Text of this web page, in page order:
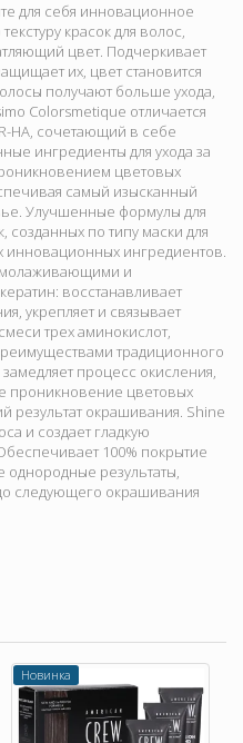
для себя инновационное
красок для волос,
цвет. Подчеркивает
их, цвет становится
получают больше ухода,
Colorsmetique отличается
HA, сочетающий в себе
ингредиенты для ухода за
цветовых
самый изысканный
Улучшенные формулы для
созданных по типу маски для
инновационных ингредиентов.
и
восстанавливает
укрепляет и связывает
трех аминокислот,
традиционного
процесс окисления,
проникновение цветовых
результат окрашивания. Shine
и создает гладкую
100% покрытие
результаты,
следующего окрашивания
Новинка